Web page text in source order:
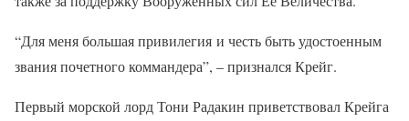
“Для меня большая привилегия и честь быть удостоенным
звания почетного коммандера”, – признался Крейг.
Первый морской лорд Тони Радакин приветствовал Крейга